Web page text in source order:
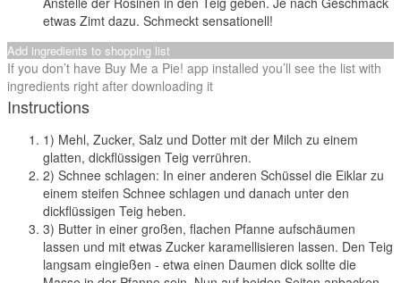
etwas Zimt dazu. Schmeckt sensationell!
Add ingredients to shopping list
If you don’t have Buy Me a Pie! app installed you’ll see the list with
ingredients right after downloading it
Instructions
1) Mehl, Zucker, Salz und Dotter mit der Milch zu einem
glatten, dickflüssigen Teig verrühren.
2) Schnee schlagen: In einer anderen Schüssel die Eiklar zu
einem steifen Schnee schlagen und danach unter den
dickflüssigen Teig heben.
3) Butter in einer großen, flachen Pfanne aufschäumen
lassen und mit etwas Zucker karamellisieren lassen. Den Teig
langsam eingießen - etwa einen Daumen dick sollte die